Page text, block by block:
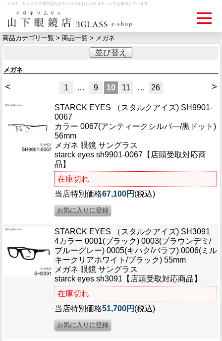
メガネ、サングラス専門店の山下メガネがおしゃれをネットでも発信しています
お問い合わせ 検眼予約
メディア情報
MEDIA
アクセス
おすすめアイテム
ブログ
BLOG
会社概要
COMPANY
インフォメーション
INFORMATION
商品カテゴリ一覧 > 商品一覧 > メガネ
並び替え
メガネ
< >
1 … 9 10 11 … 26
STARCK EYES （スタルクアイズ) SH9901-
0067
カラー 0067(アンティークシルバ―/黒ドット)
56mm
メガネ 眼鏡 サングラス
starck eyes sh9901-0067【店頭受取対応商
品】
在庫切れ
当店特別価格67,100円 (税込)
STARCK EYES （スタルクアイズ) SH3091
4カラー 0001(ブラック) 0003(ブラウンデミ/
ブルーグレー) 0005(キハク/バラフ) 0006(ミル
キークリアホワイト/ブラック) 55mm
メガネ 眼鏡 サングラス
starck eyes sh3091【店頭受取対応商品】
在庫切れ
当店特別価格51,700円 (税込)